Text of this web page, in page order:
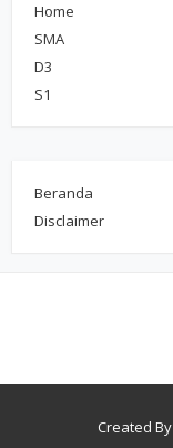
Home
SMA
D3
S1
Beranda
Disclaimer
Created By